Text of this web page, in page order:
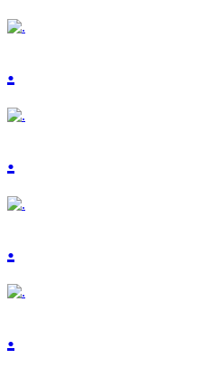
.
.
.
.